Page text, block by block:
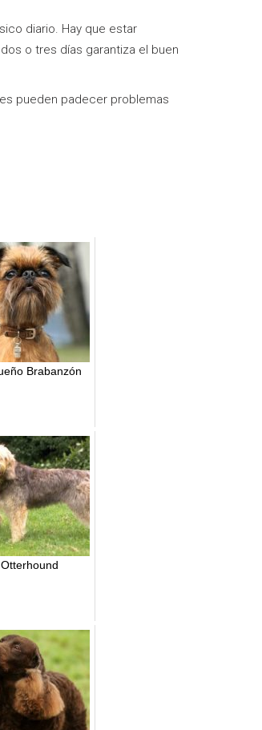
diario. Hay que estar
o tres días garantiza el buen
pueden padecer problemas
Brabanzón
Otterhound